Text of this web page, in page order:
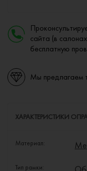
сайта (в
бесплатную
Мы предлагаем
ХАРАКТЕРИСТИКИ
Материал:
Тип рамки: